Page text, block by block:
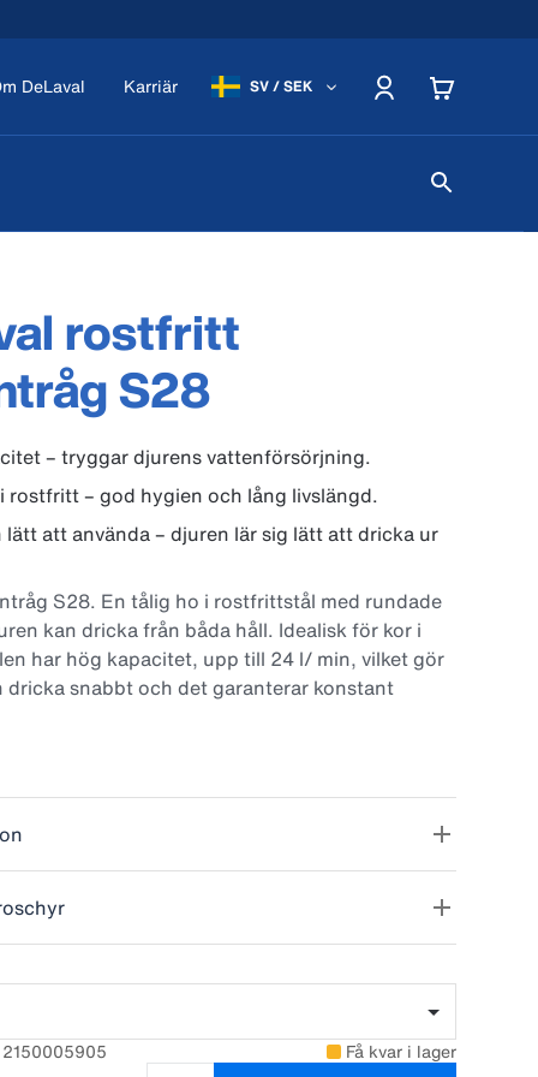
DeLaval Karriär SV / SEK
rostfritt
S28
– tryggar djurens vattenförsörjning.
rostfritt – god hygien och lång livslängd.
lätt att använda – djuren lär sig lätt att dricka ur
S28. En tålig ho i rostfrittstål med rundade
kan dricka från båda håll. Idealisk för kor i
har hög kapacitet, upp till 24 l/ min, vilket gör
dricka snabbt och det garanterar konstant
inredning av rör.
Få kvar i lager